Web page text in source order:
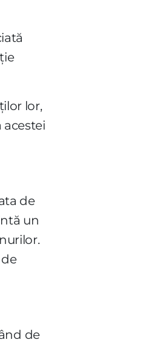
lor,
de
un
de